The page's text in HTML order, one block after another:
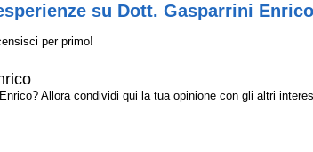
su Dott. Gasparrini Enrico
per primo!
Allora condividi qui la tua opinione con gli altri